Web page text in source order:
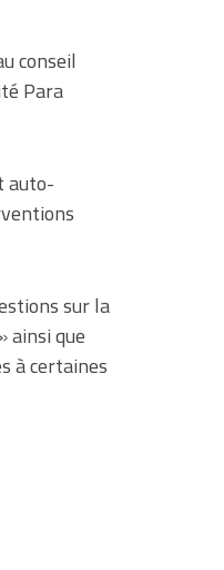
conseil
Para
auto-
sur la
ainsi que
à certaines